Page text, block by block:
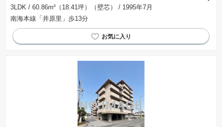
3LDK / 60.86m²（18.41坪）（壁芯）
/ 1995年7月
南海本線「井原里」歩13分